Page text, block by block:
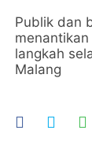
Publik dan
langkah
Malang